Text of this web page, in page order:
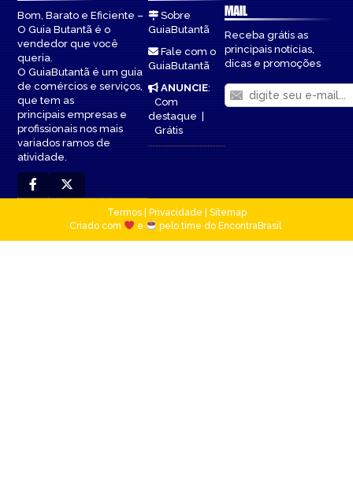
Bom, Barato e Eficiente –
O Guia Butantã é o
vendedor que você
queria.
O GuiaButantã é um guia
de comércios e serviços,
que tem as
principais empresas e
profissionais nos mais
variados ramos de
atividade.
Sobre
GuiaButantã
Fale com o
GuiaButantã
ANUNCIE:
Com
destaque|
Grátis
MAIL
Receba grátis as
principais notícias,
dicas e promoções
Termos| Privacidade
Sitemap
Criado com
e pelo time do EncontraBrasil